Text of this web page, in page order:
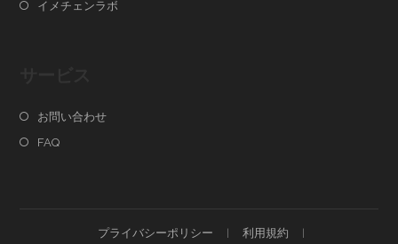
イメチェンラボ
お問い合わせ
FAQ
プライバシーポリシー 利用規約